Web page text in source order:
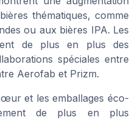
thématiques, comme
ou aux bières IPA. Les
de plus en plus des
spéciales entre
Aerofab et Prizm.
et les emballages éco-
de plus en plus